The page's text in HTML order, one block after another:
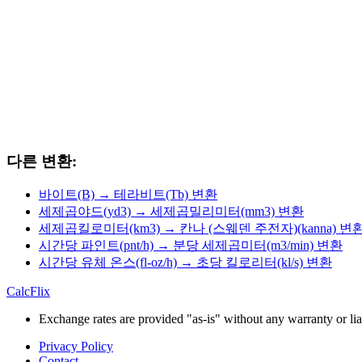
다른 변환:
바이트(B) → 테라비트(Tb) 변환
세제곱야드(yd3) → 세제곱밀리미터(mm3) 변환
세제곱킬로미터(km3) → 칸나 (스웨덴 주전자)(kanna) 변
시간당 파인트(pnt/h) → 분당 세제곱미터(m3/min) 변환
시간당 유체 온스(fl-oz/h) → 초당 킬로리터(kl/s) 변환
CalcFlix
Exchange rates are provided "as-is" without any warranty or
Privacy Policy